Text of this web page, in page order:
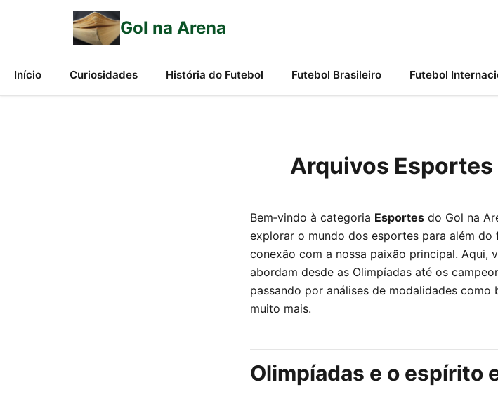
Gol na Arena
Início Curiosidades História do Futebol Futebol Brasileiro Futebol
Arquivos Esportes
Bem‑vindo à categoria Esportes do Gol na
explorar o mundo dos esportes para além do
conexão com a nossa paixão principal. Aqui,
abordam desde as Olimpíadas até os
passando por análises de modalidades
muito mais.
Olimpíadas e o espírito